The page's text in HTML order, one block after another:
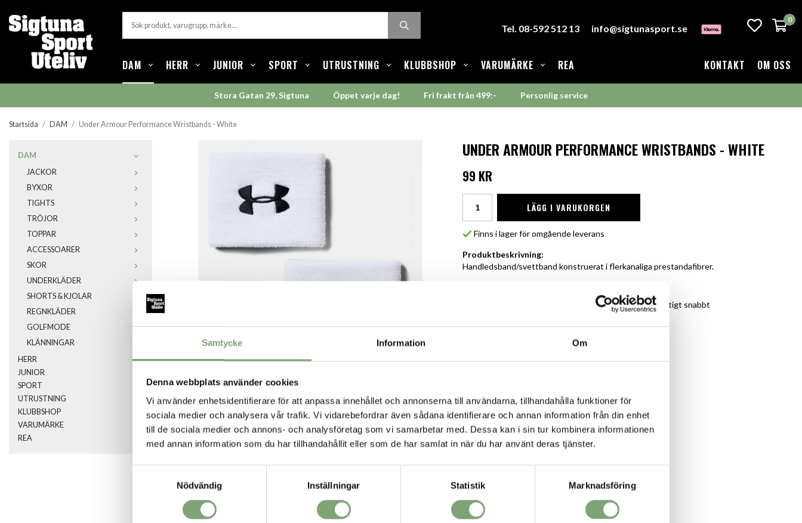
Samtycke Information Om
Denna webbplats använder cookies
Vi använder enhetsidentifierare för att anpassa innehållet och annonserna till användarna, tillhandahålla funktioner för
sociala medier och analysera vår trafik. Vi vidarebefordrar även sådana identifierare och annan information från din enhet
till de sociala medier och annons- och analysföretag som vi samarbetar med. Dessa kan i sin tur kombinera informationen
med annan information som du har tillhandahållit eller som de har samlat in när du har använt deras tjänster.
Nödvändig
Inställningar Statistik Marknadsföring
Tel. 08-592 512 13 info@sigtunasport.se
0
DAM HERR JUNIOR SPORT UTRUSTNING KLUBBSHOP VARUMÄRKE REA KONTAKT OM OSS
Stora Gatan 29, Sigtuna Öppet varje dag! Fri frakt från 499:- Personlig service
Startsida / DAM / Under Armour Performance Wristbands - White
DAM
JACKOR
BYXOR
TIGHTS
TRÖJOR
TOPPAR
ACCESSOARER
SKOR
UNDERKLÄDER
SHORTS & KJOLAR
REGNKLÄDER
GOLFMODE
KLÄNNINGAR
HERR
JUNIOR
SPORT
UTRUSTNING
KLUBBSHOP
VARUMÄRKE
REA
UNDER ARMOUR PERFORMANCE WRISTBANDS - WHITE
99 KR
LÄGG I VARUKORGEN
Finns i lager för omgående leverans
Produktbeskrivning:
Handledsband/svettband konstruerat i flerkanaliga prestandafibrer.
Materialet transporterar bort svett och torkar riktigt snabbt
Polyester/Rubber
SPARA SOM FAVORIT
Artikelnummer: